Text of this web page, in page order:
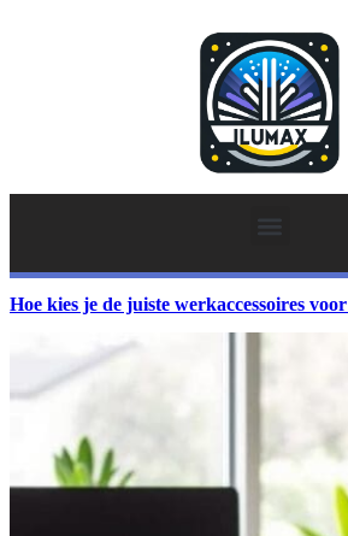
Hoe kies je de juiste werkaccessoires